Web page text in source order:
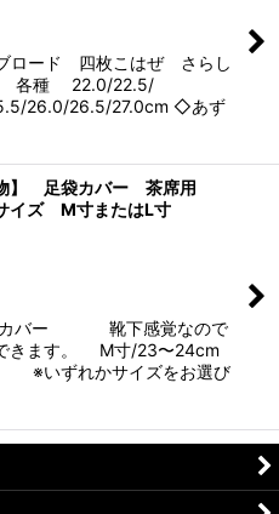
ロード 四枚こはぜ さらし
種 22.0/22.5/
26.0/26.5/27.0cm ◇あず
物】 足袋カバー 茶席用
イズ M寸またはL寸
バー 靴下感覚なので
きます。 M寸/23〜24cm
いずれかサイズをお選び